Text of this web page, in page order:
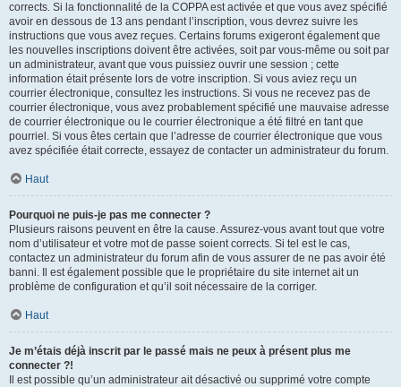
corrects. Si la fonctionnalité de la COPPA est activée et que vous avez spécifié
avoir en dessous de 13 ans pendant l’inscription, vous devrez suivre les
instructions que vous avez reçues. Certains forums exigeront également que
les nouvelles inscriptions doivent être activées, soit par vous-même ou soit par
un administrateur, avant que vous puissiez ouvrir une session ; cette
information était présente lors de votre inscription. Si vous aviez reçu un
courrier électronique, consultez les instructions. Si vous ne recevez pas de
courrier électronique, vous avez probablement spécifié une mauvaise adresse
de courrier électronique ou le courrier électronique a été filtré en tant que
pourriel. Si vous êtes certain que l’adresse de courrier électronique que vous
avez spécifiée était correcte, essayez de contacter un administrateur du forum.
Haut
Pourquoi ne puis-je pas me connecter ?
Plusieurs raisons peuvent en être la cause. Assurez-vous avant tout que votre
nom d’utilisateur et votre mot de passe soient corrects. Si tel est le cas,
contactez un administrateur du forum afin de vous assurer de ne pas avoir été
banni. Il est également possible que le propriétaire du site internet ait un
problème de configuration et qu’il soit nécessaire de la corriger.
Haut
Je m’étais déjà inscrit par le passé mais ne peux à présent plus me
connecter ?!
Il est possible qu’un administrateur ait désactivé ou supprimé votre compte